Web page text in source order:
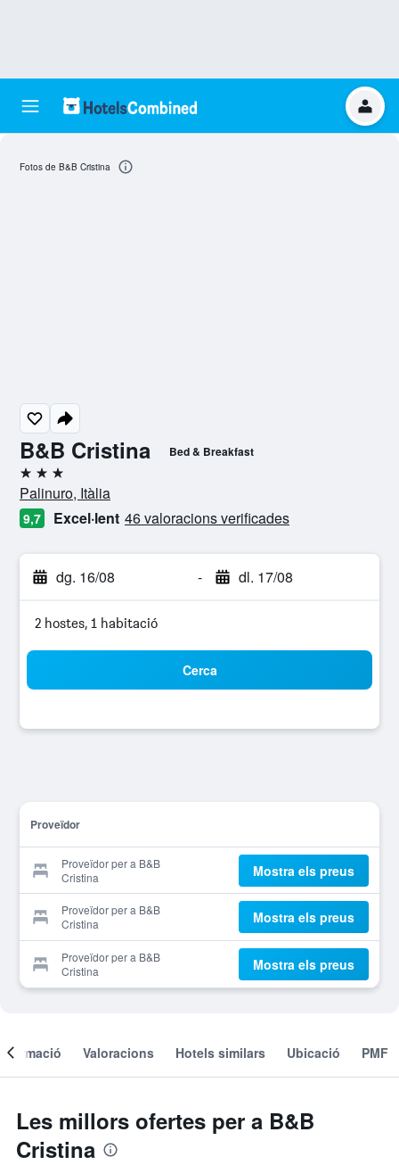
B&B Cristina Bed & Breakfast
3 estrelles
Palinuro, Itàlia
9,7 Excel·lent 46 valoracions verificades
dg. 16/08 - dl. 17/08
2 hostes, 1 habitació
Cerca
Proveïdor
Proveïdor per a B&B
Cristina
Mostra els preus
Proveïdor per a B&B
Cristina
Mostra els preus
Proveïdor per a B&B
Cristina
Mostra els preus
Fotos de B&B Cristina
Valoracions Hotels similars Ubicació PMF
Les millors ofertes per a B&B
Cristina